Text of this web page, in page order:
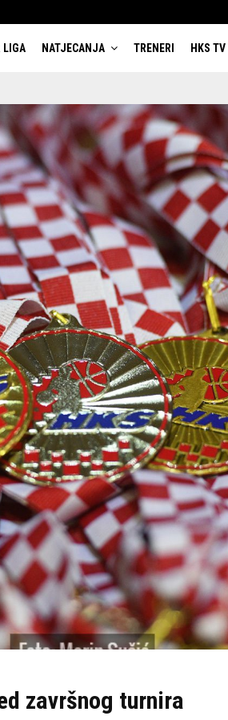
LIGA NATJECANJA TRENERI HKS TV
završnog turnira